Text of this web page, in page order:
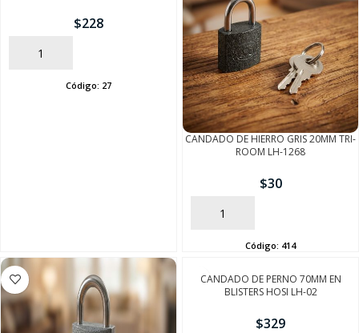
$228
AÑADIR
Código: 27
CANDADO DE HIERRO GRIS 20MM TRI-
ROOM LH-1268
$30
AÑADIR
Código: 414
CANDADO DE PERNO 70MM EN
BLISTERS HOSI LH-02
$329